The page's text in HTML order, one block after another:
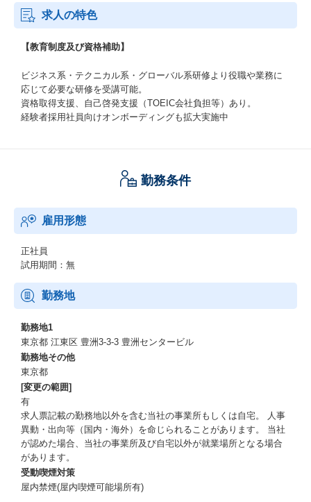
求人の特色
【教育制度及び資格補助】
ビジネス系・テクニカル系・グローバル系研修より役職や業務に
応じて必要な研修を受講可能。
資格取得支援、自己啓発支援（TOEIC会社負担等）あり。
経験者採用社員向けオンボーディングも拡大実施中
勤務条件
雇用形態
正社員
試用期間：無
勤務地
勤務地1
東京都 江東区 豊洲3-3-3 豊洲センタービル
勤務地その他
東京都
[変更の範囲]
有
求人票記載の勤務地以外を含む当社の事業所もしくは自宅。 人事
異動・出向等（国内・海外）を命じられることがあります。 当社
が認めた場合、当社の事業所及び自宅以外が就業場所となる場合
があります。
受動喫煙対策
屋内禁煙(屋内喫煙可能場所有)